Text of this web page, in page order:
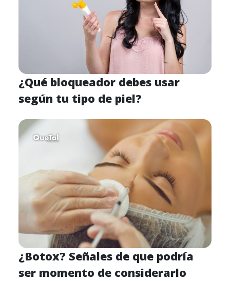
¿Qué bloqueador debes usar
según tu tipo de piel?
¿Botox? Señales de que podría
ser momento de considerarlo